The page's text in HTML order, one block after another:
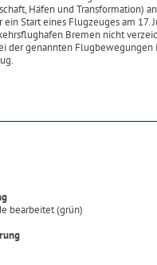
Häfen und Transformation)
ein Start eines Flugzeuges am 17.
Bremen nicht
der genannten Flugbewegungen
bearbeitet (grün)